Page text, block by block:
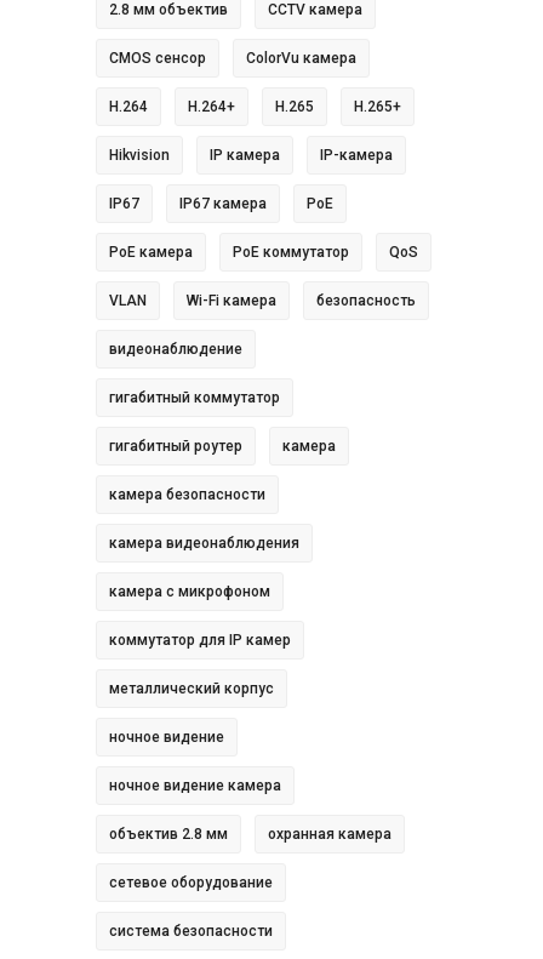
2.8 мм объектив CCTV камера
CMOS сенсор ColorVu камера
H.264 H.264+ H.265 H.265+
Hikvision IP камера IP-камера
IP67 IP67 камера PoE
PoE камера PoE коммутатор QoS
VLAN Wi-Fi камера безопасность
видеонаблюдение
гигабитный коммутатор
гигабитный роутер камера
камера безопасности
камера видеонаблюдения
камера с микрофоном
коммутатор для IP камер
металлический корпус
ночное видение
ночное видение камера
объектив 2.8 мм охранная камера
сетевое оборудование
система безопасности